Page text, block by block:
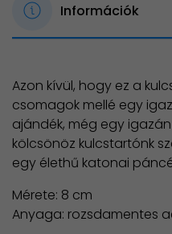
Információk
Azon kívül, hogy ez a
csomagok mellé egy
ajándék, még egy
kölcsönöz kulcstartónk
egy élethű katonai
Mérete: 8 cm
Anyaga: rozsdamentes